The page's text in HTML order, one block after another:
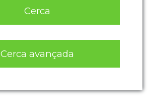
Cerca
Cerca avançada